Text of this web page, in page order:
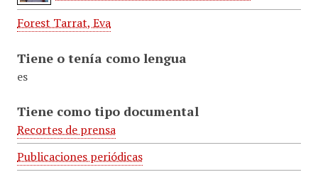
Forest Tarrat, Eva
Tiene o tenía como lengua
es
Tiene como tipo documental
Recortes de prensa
Publicaciones periódicas